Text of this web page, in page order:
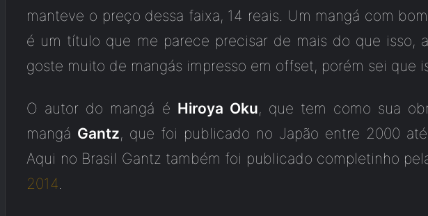
manteve o preço dessa faixa, 14 reais. Um mangá com
é um título que me parece precisar de mais do que isso,
goste muito de mangás impresso em offset, porém sei que
O autor do mangá é Hiroya Oku, que tem como sua
mangá Gantz, que foi publicado no Japão entre 2000
Aqui no Brasil Gantz também foi publicado completinho
2014